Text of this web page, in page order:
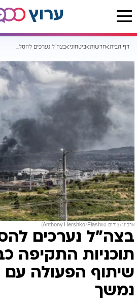
דף הבית חדשות ביטחוני בצה"ל נערכים להסלמה: תוכניות התקיפה כבר אושרו, שיתוף הפעולה עם ארה"ב נמשך
ארכיון. (צילום: Anthony Hershko/Flash90)
בצה"ל נערכים
תוכניות התקיפה
שיתוף הפעולה
נמשך